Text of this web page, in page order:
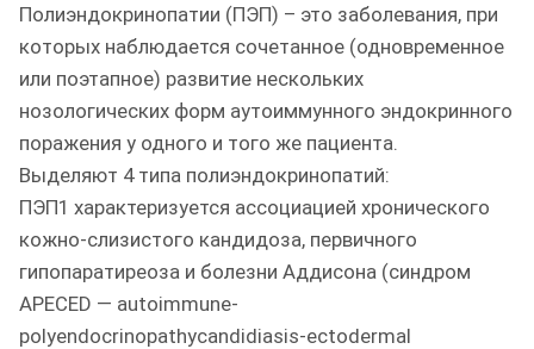
Полиэндокринопатии (ПЭП) – это заболевания, при
которых наблюдается сочетанное (одновременное
или поэтапное) развитие нескольких
нозологических форм аутоиммунного эндокринного
поражения у одного и того же пациента.
Выделяют 4 типа полиэндокринопатий:
ПЭП1 характеризуется ассоциацией хронического
кожно-слизистого кандидоза, первичного
гипопаратиреоза и болезни Аддисона (синдром
APECED — autoimmune-
polyendocrinopathycandidiasis-ectodermal